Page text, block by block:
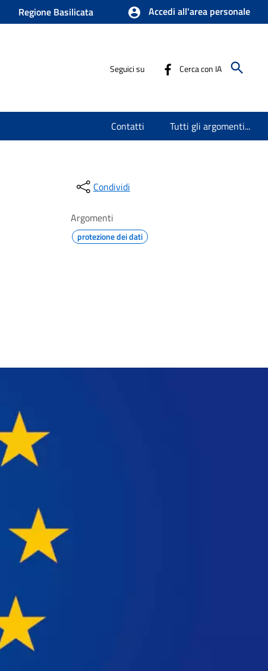
Regione Basilicata Accedi all'area personale
Seguici su Cerca con IA
Contatti Tutti gli argomenti...
Condividi
Argomenti
protezione dei dati